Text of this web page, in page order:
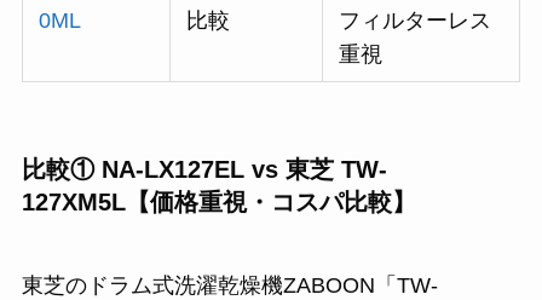
0ML
比較
フィルターレス
重視
比較① NA-LX127EL vs 東芝 TW-
127XM5L【価格重視・コスパ比較】
東芝のドラム式洗濯乾燥機ZABOON「TW-